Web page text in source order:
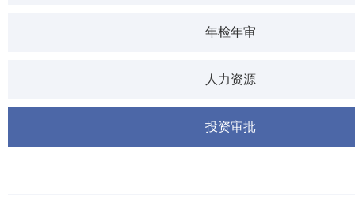
年检年审
人力资源
投资审批